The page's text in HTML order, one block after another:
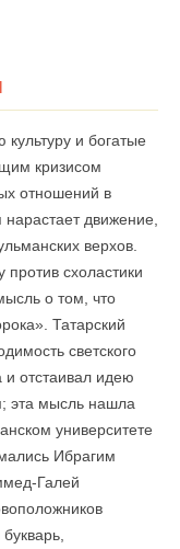
и богатые
кризисом
отношений в
движение,
верхов.
схоластики
о том, что
Татарский
светского
и отстаивал идею
эта мысль нашла
университете
Ибрагим
Галей